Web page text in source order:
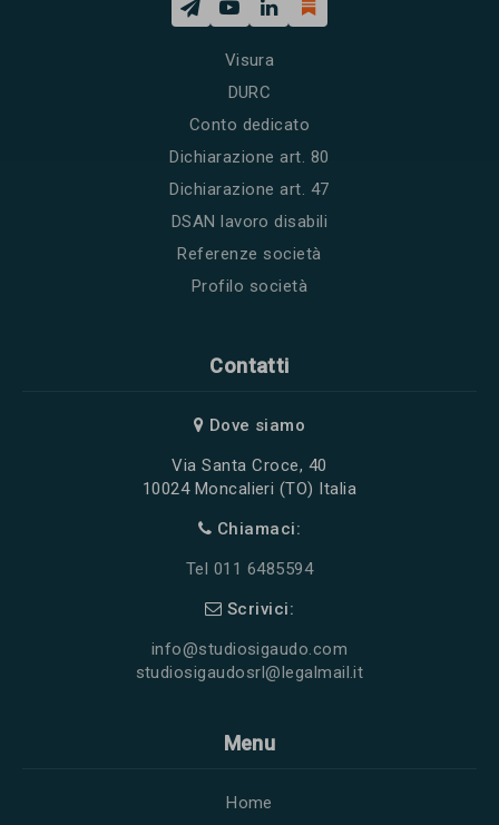
Visura
DURC
Conto dedicato
Dichiarazione art. 80
Dichiarazione art. 47
DSAN lavoro disabili
Referenze società
Profilo società
Contatti
Dove siamo
Via Santa Croce, 40
10024 Moncalieri (TO) Italia
Chiamaci:
Tel 011 6485594
Scrivici:
info@studiosigaudo.com
studiosigaudosrl@legalmail.it
Menu
Home